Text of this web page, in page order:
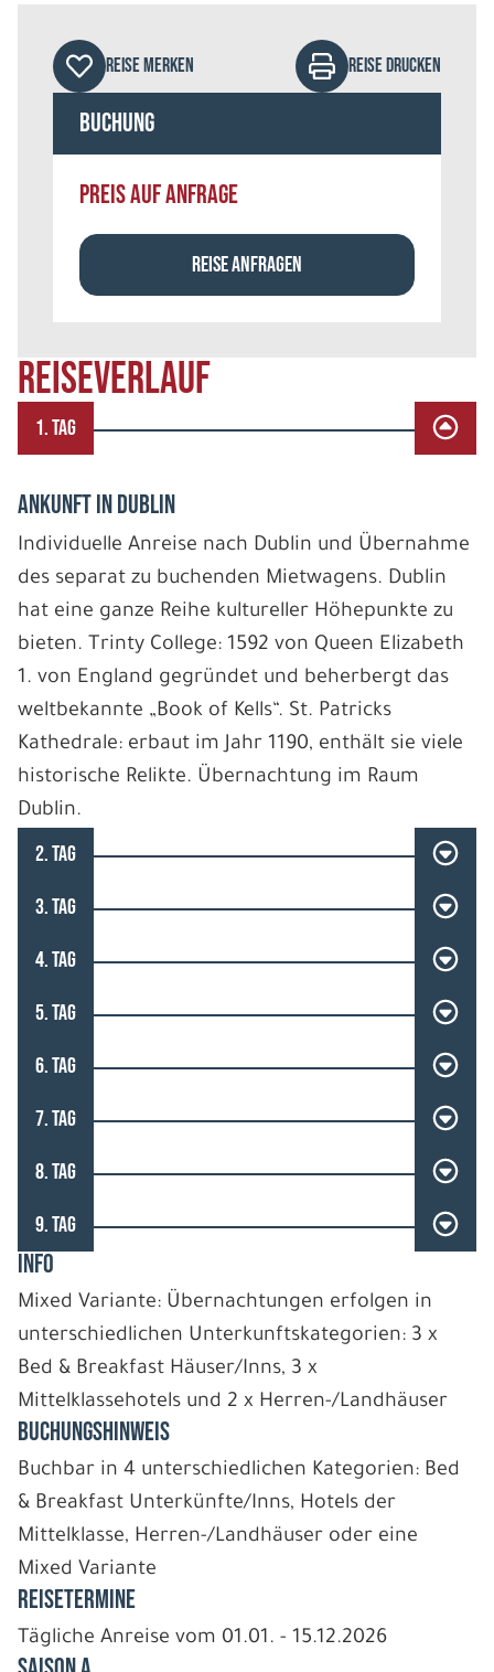
REISEVERLAUF
1. TAG
ANKUNFT IN DUBLIN
Individuelle Anreise nach Dublin und Übernahme
des separat zu buchenden Mietwagens. Dublin
hat eine ganze Reihe kultureller Höhepunkte zu
bieten. Trinty College: 1592 von Queen Elizabeth
1. von England gegründet und beherbergt das
weltbekannte „Book of Kells“. St. Patricks
Kathedrale: erbaut im Jahr 1190, enthält sie viele
historische Relikte. Übernachtung im Raum
Dublin.
2. TAG
3. TAG
4. TAG
5. TAG
6. TAG
7. TAG
8. TAG
9. TAG
INFO
Mixed Variante: Übernachtungen erfolgen in
unterschiedlichen Unterkunftskategorien: 3 x
Bed & Breakfast Häuser/Inns, 3 x
Mittelklassehotels und 2 x Herren-/Landhäuser
BUCHUNGSHINWEIS
Buchbar in 4 unterschiedlichen Kategorien: Bed
& Breakfast Unterkünfte/Inns, Hotels der
Mittelklasse, Herren-/Landhäuser oder eine
Mixed Variante
REISETERMINE
Tägliche Anreise vom 01.01. - 15.12.2026
REISE MERKEN REISE DRUCKEN
Buchung
PREIS AUF ANFRAGE
REISE ANFRAGEN